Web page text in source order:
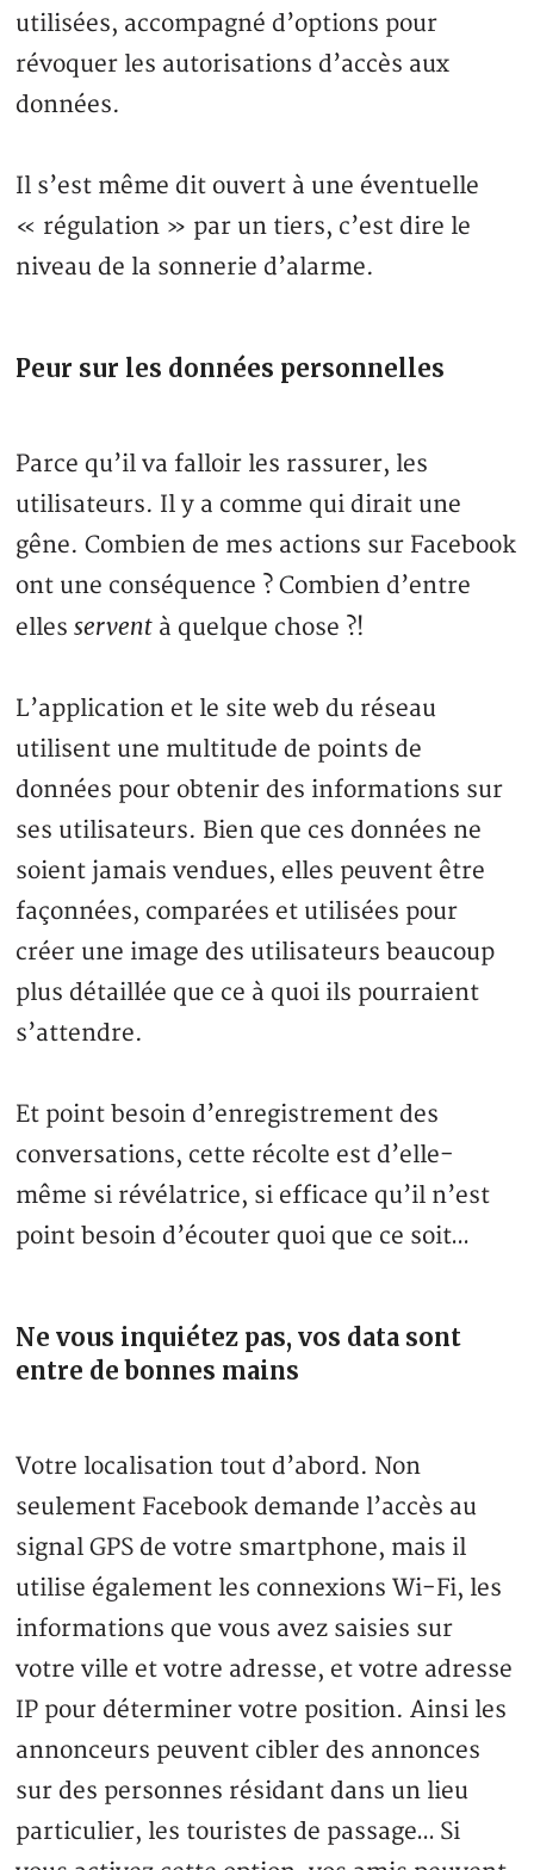
utilisées, accompagné d’options pour
révoquer les autorisations d’accès aux
données.
Il s’est même dit ouvert à une éventuelle
« régulation » par un tiers, c’est dire le
niveau de la sonnerie d’alarme.
Peur sur les données personnelles
Parce qu’il va falloir les rassurer, les
utilisateurs. Il y a comme qui dirait une
gêne. Combien de mes actions sur Facebook
ont une conséquence ? Combien d’entre
ellesservent à quelque chose ?!
L’application et le site web du réseau
utilisent une multitude de points de
données pour obtenir des informations sur
ses utilisateurs. Bien que ces données ne
soient jamais vendues, elles peuvent être
façonnées, comparées et utilisées pour
créer une image des utilisateurs beaucoup
plus détaillée que ce à quoi ils pourraient
s’attendre.
Et point besoin d’enregistrement des
conversations, cette récolte est d’elle-
même si révélatrice, si efficace qu’il n’est
point besoin d’écouter quoi que ce soit…
Ne vous inquiétez pas, vos data sont
entre de bonnes mains
Votre localisation tout d’abord. Non
seulement Facebook demande l’accès au
signal GPS de votre smartphone, mais il
utilise également les connexions Wi-Fi, les
informations que vous avez saisies sur
votre ville et votre adresse, et votre adresse
IP pour déterminer votre position. Ainsi les
annonceurs peuvent cibler des annonces
sur des personnes résidant dans un lieu
particulier, les touristes de passage… Si